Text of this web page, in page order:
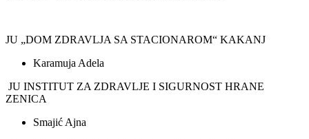
JU „DOM ZDRAVLJA SA STACIONAROM“ KAKANJ
Karamuja Adela
JU INSTITUT ZA ZDRAVLJE I SIGURNOST HRANE
ZENICA
Smajić Ajna